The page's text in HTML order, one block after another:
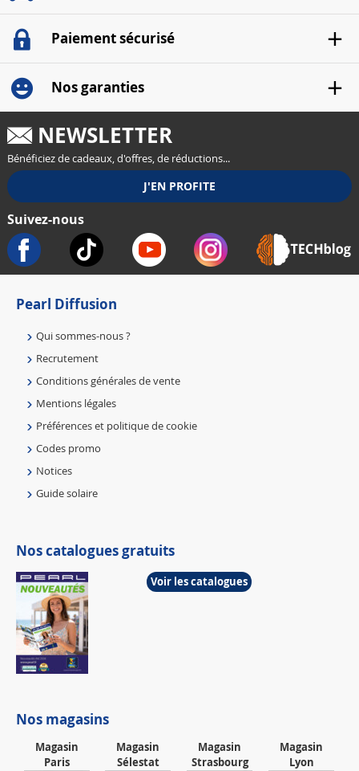
Paiement sécurisé
Nos garanties
NEWSLETTER
Bénéficiez de cadeaux, d'offres, de réductions...
Suivez-nous
Pearl Diffusion
Qui sommes-nous ?
Recrutement
Conditions générales de vente
Mentions légales
Préférences et politique de cookie
Codes promo
Notices
Guide solaire
Nos catalogues gratuits
Voir les catalogues
Nos magasins
Magasin
Paris
Magasin
Sélestat
Magasin
Strasbourg
Magasin
Lyon